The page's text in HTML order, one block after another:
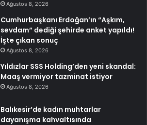
Ağustos 8, 2026
Cumhurbaşkanı Erdoğan’ın “Aşkım,
sevdam” dediği şehirde anket yapıldı!
İşte çıkan sonuç
Ağustos 8, 2026
Yıldızlar SSS Holding’den yeni skandal:
Maaş vermiyor tazminat istiyor
Ağustos 8, 2026
Balıkesir’de kadın muhtarlar
dayanışma kahvaltısında